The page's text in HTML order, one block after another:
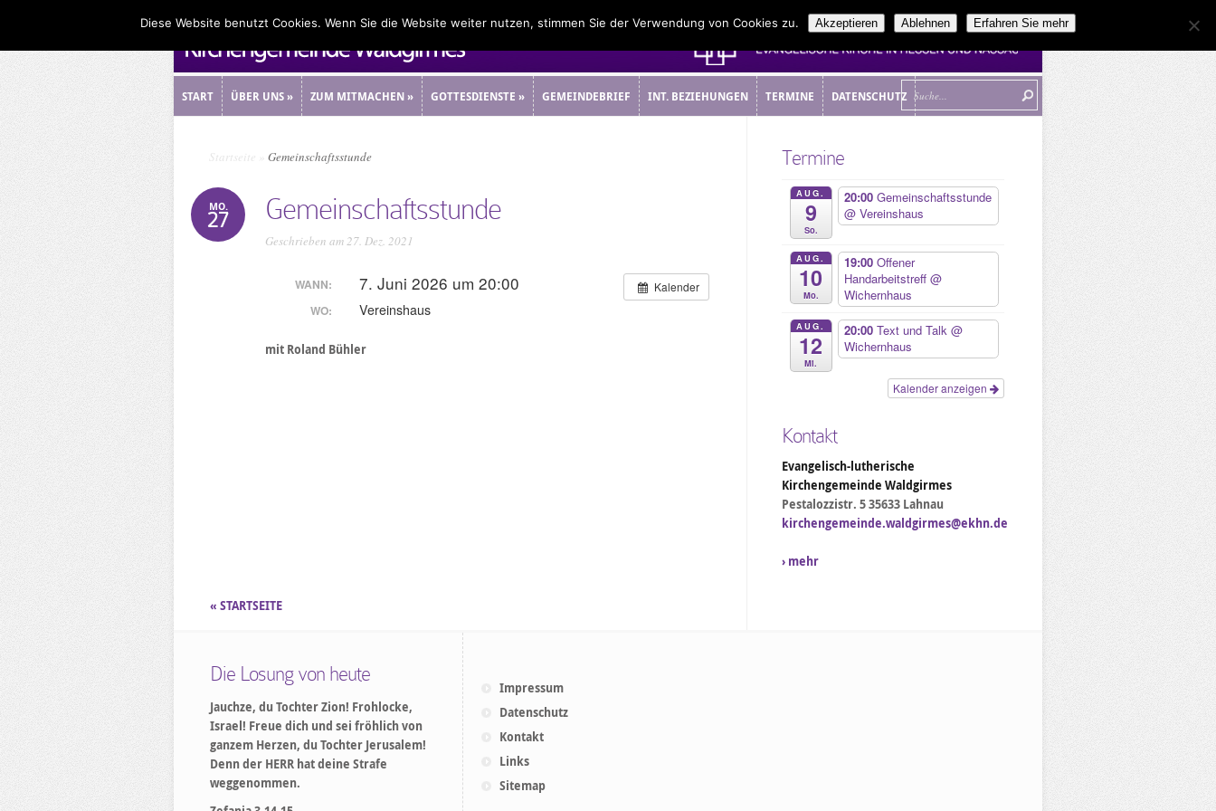
START ÜBER UNS» ZUM MITMACHEN» GOTTESDIENSTE » GEMEINDEBRIEF INT. BEZIEHUNGEN TERMINE DATENSCHUTZ
Startseite Gemeinschaftsstunde
MO.
27 Gemeinschaftsstunde
Geschrieben am 27. Dez. 2021
Kalender
WANN: 7. Juni 2026 um 20:00
WO: Vereinshaus
mit Roland Bühler
Termine
AUG.
9
So.
20:00 Gemeinschaftsstunde
@ Vereinshaus
AUG.
10
Mo.
19:00 Offener
Handarbeitstreff @
Wichernhaus
AUG.
12
Mi.
20:00 Text und Talk @
Wichernhaus
Kalender anzeigen
Kontakt
Evangelisch-lutherische
Kirchengemeinde Waldgirmes
Pestalozzistr. 5 35633 Lahnau
kirchengemeinde.waldgirmes@ekhn.de
› mehr
« STARTSEITE
Die Losung von heute
Jauchze, du Tochter Zion! Frohlocke,
Israel! Freue dich und sei fröhlich von
ganzem Herzen, du Tochter Jerusalem!
Denn der HERR hat deine Strafe
weggenommen.
Impressum
Datenschutz
Kontakt
Links
Sitemap
Diese Website benutzt Cookies. Wenn Sie die Website weiter nutzen, stimmen Sie der Verwendung von Cookies zu. Akzeptieren Ablehnen Erfahren Sie mehr